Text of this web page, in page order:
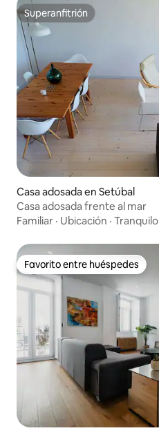
Superanfitrión
Superanfitrión
Casa adosada en Setúbal
Casa adosada frente al mar
Familiar · Ubicación · Tranquilo
Favorito entre huéspedes
Favorito entre huéspedes